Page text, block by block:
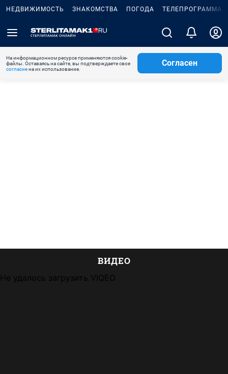
НЕДВИЖИМОСТЬ ЗНАКОМСТВА ПОГОДА ТЕЛЕПРОГРАММА
На информационном ресурсе применяются cookie-
файлы. Оставаясь на сайте, вы подтверждаете свое
согласиена их использование.
Согласен
ВИДЕО
Не удалось загрузить VIQEO